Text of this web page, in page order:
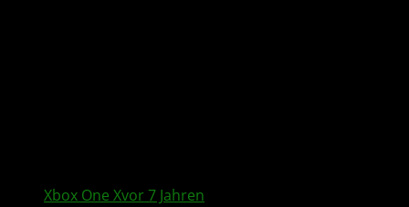
Xbox One Xvor 7 Jahren